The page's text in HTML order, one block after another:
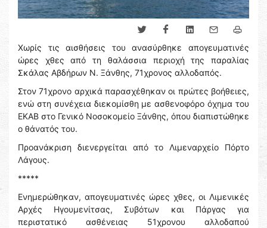
Χωρίς τις αισθήσεις του ανασύρθηκε απογευματινές
ώρες χθες από τη θαλάσσια περιοχή της παραλίας
Σκάλας Αβδήρων Ν. Ξάνθης, 71χρονος αλλοδαπός.
Στον 71χρονο αρχικά παρασχέθηκαν οι πρώτες βοήθειες,
ενώ στη συνέχεια διεκομίσθη με ασθενοφόρο όχημα του
ΕΚΑΒ στο Γενικό Νοσοκομείο Ξάνθης, όπου διαπιστώθηκε
ο θάνατός του.
Προανάκριση διενεργείται από το Λιμεναρχείο Πόρτο
Λάγους.
*****
Ενημερώθηκαν, απογευματινές ώρες χθες, οι Λιμενικές
Αρχές Ηγουμενίτσας, Συβότων και Πάργας για
περιστατικό ασθένειας 51χρονου αλλοδαπού